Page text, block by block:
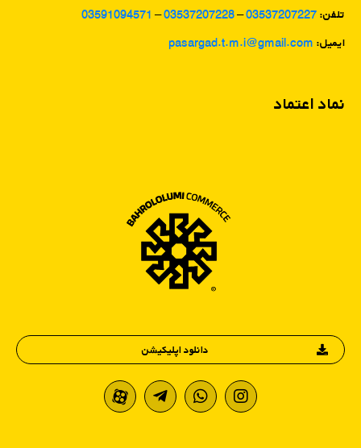
تلفن:03537207227
–
03537207228
–
03591094571
ایمیل: pasargad.t.m.i@gmail.com
نماد اعتماد
دانلود اپلیکیشن